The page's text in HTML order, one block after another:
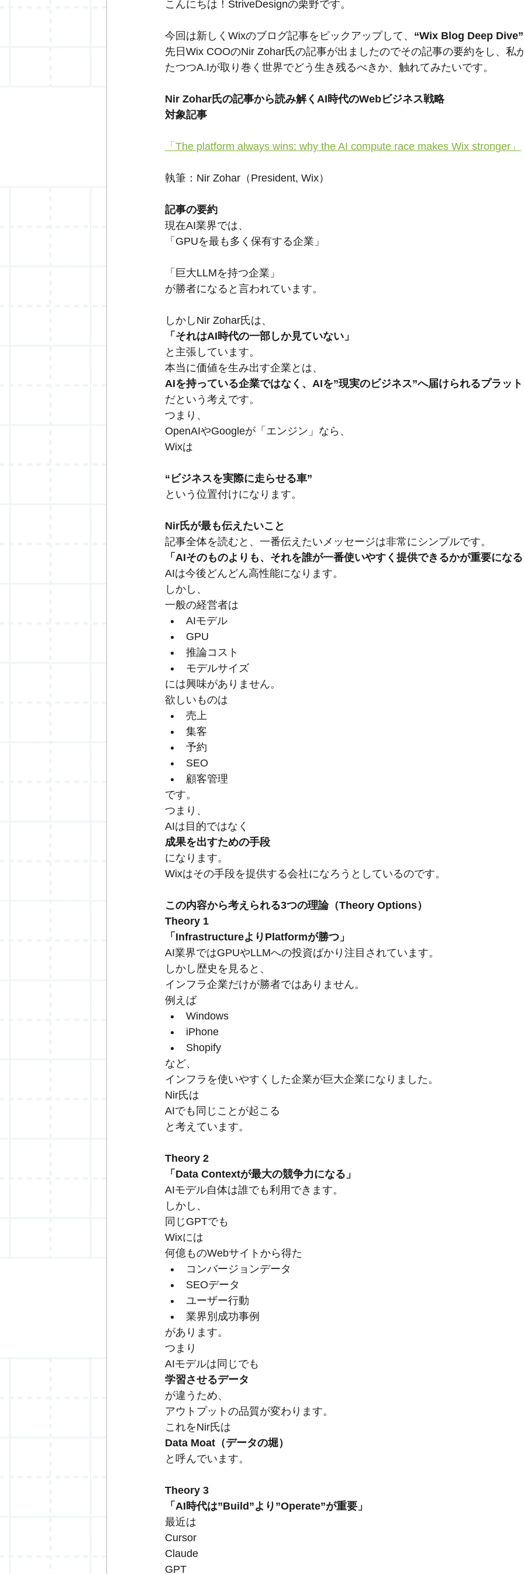
こんにちは！StriveDesignの栗野です。
今回は新しくWixのブログ記事をピックアップして、 “Wix Blog Deep Dive”
先日Wix COOのNir Zohar氏の記事が出ましたのでその記事の要約をし、私
たつつA.Iが取り巻く世界でどう生き残るべきか、触れてみたいです。
Nir Zohar氏の記事から読み解くAI時代のWebビジネス戦略
対象記事
「The platform always wins: why the AI compute race makes Wix stronger」
執筆：Nir Zohar（President, Wix）
記事の要約
現在AI業界では、
「GPUを最も多く保有する企業」
「巨大LLMを持つ企業」
が勝者になると言われています。
しかしNir Zohar氏は、
「それはAI時代の一部しか見ていない」
と主張しています。
本当に価値を生み出す企業とは、
AIを持っている企業ではなく、AIを”現実のビジネス”へ届けられるプラッ
だという考えです。
つまり、
OpenAIやGoogleが「エンジン」なら、
Wixは
“ビジネスを実際に走らせる車”
という位置付けになります。
Nir氏が最も伝えたいこと
記事全体を読むと、一番伝えたいメッセージは非常にシンプルです。
「AIそのものよりも、それを誰が一番使いやすく提供できるかが重要にな
AIは今後どんどん高性能になります。
しかし、
一般の経営者は
AIモデル
GPU
推論コスト
モデルサイズ
には興味がありません。
欲しいものは
売上
集客
予約
SEO
顧客管理
です。
つまり、
AIは目的ではなく
成果を出すための手段
になります。
Wixはその手段を提供する会社になろうとしているのです。
この内容から考えられる3つの理論（Theory Options）
Theory 1
「InfrastructureよりPlatformが勝つ」
AI業界ではGPUやLLMへの投資ばかり注目されています。
しかし歴史を見ると、
インフラ企業だけが勝者ではありません。
例えば
Windows
iPhone
Shopify
など、
インフラを使いやすくした企業が巨大企業になりました。
Nir氏は
AIでも同じことが起こる
と考えています。
Theory 2
「Data Contextが最大の競争力になる」
AIモデル自体は誰でも利用できます。
しかし、
同じGPTでも
Wixには
何億ものWebサイトから得た
コンバージョンデータ
SEOデータ
ユーザー行動
業界別成功事例
があります。
つまり
AIモデルは同じでも
学習させるデータ
が違うため、
アウトプットの品質が変わります。
これをNir氏は
Data Moat（データの堀）
と呼んでいます。
Theory 3
「AI時代は”Build”より”Operate”が重要」
最近は
Cursor
Claude
GPT